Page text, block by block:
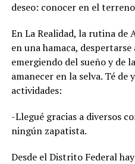
deseo: conocer en el
En La Realidad, la rutina
en una hamaca,
emergiendo del sueño y de
amanecer en la selva. Té de
actividades:
-Llegué gracias a diversos
ningún zapatista.
Desde el Distrito Federal